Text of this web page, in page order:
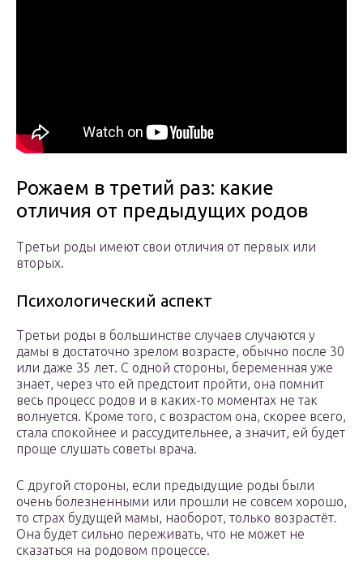
Рожаем в третий раз: какие
отличия от предыдущих родов
Третьи роды имеют свои отличия от первых или
вторых.
Психологический аспект
Третьи роды в большинстве случаев случаются у
дамы в достаточно зрелом возрасте, обычно после 30
или даже 35 лет. С одной стороны, беременная уже
знает, через что ей предстоит пройти, она помнит
весь процесс родов и в каких-то моментах не так
волнуется. Кроме того, с возрастом она, скорее всего,
стала спокойнее и рассудительнее, а значит, ей будет
проще слушать советы врача.
С другой стороны, если предыдущие роды были
очень болезненными или прошли не совсем хорошо,
то страх будущей мамы, наоборот, только возрастёт.
Она будет сильно переживать, что не может не
сказаться на родовом процессе.